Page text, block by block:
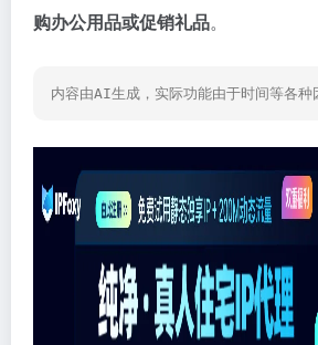
购办公用品或促销礼品。
内容由AI生成，实际功能由于时间等各